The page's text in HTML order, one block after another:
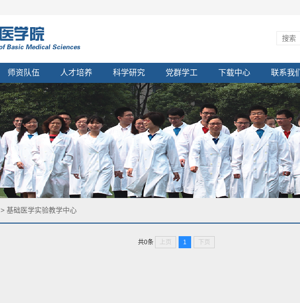
师资队伍 人才培养 科学研究 党群学工 下载中心 联系我们
共0条 上页 1 下页
> 基础医学实验教学中心